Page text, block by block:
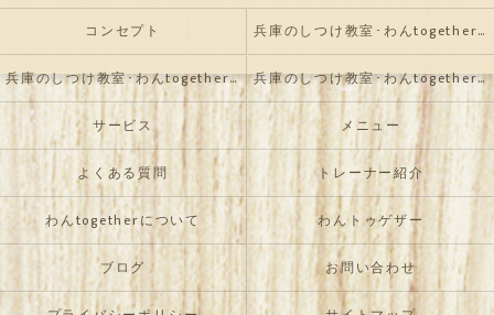
コンセプト 兵庫のしつけ教室･わんtogetherの口コミ情報
兵庫のしつけ教室･わんtogetherの評判 兵庫のしつけ教室･わんtogetherのお客様の声
サービス メニュー
よくある質問 トレーナー紹介
わんtogetherについて わんトゥゲザー
ブログ お問い合わせ